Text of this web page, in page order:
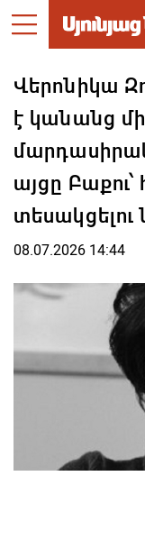
Վերոնիկա
է կանանց
այցը Բաքու՝
08.07.2026 14:44